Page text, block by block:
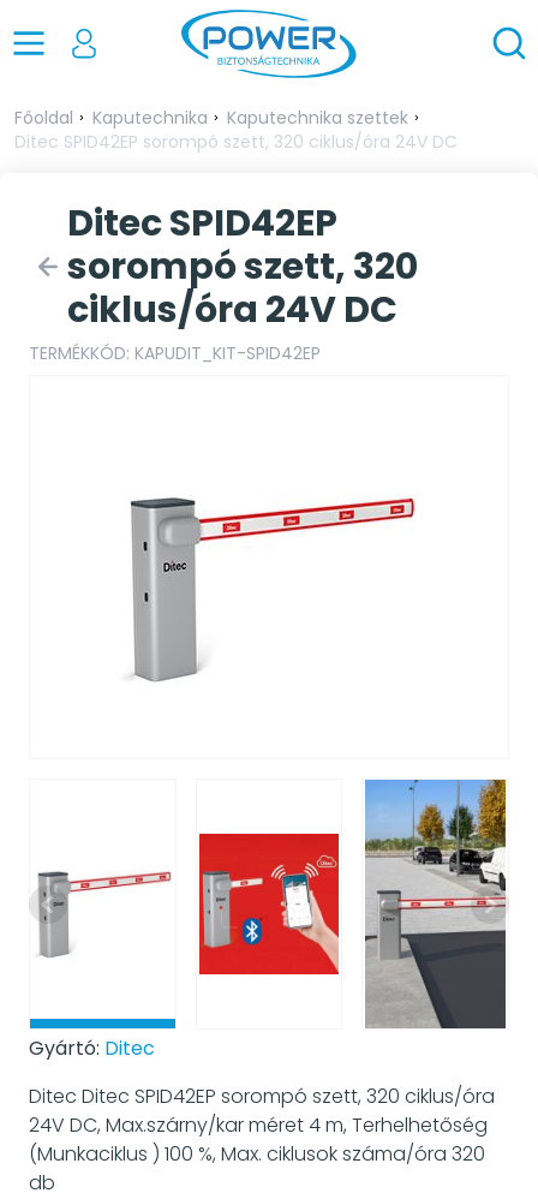
Főoldal Kaputechnika
Kaputechnika szettek
Ditec SPID42EP sorompó szett, 320 ciklus/óra 24V DC
Ditec SPID42EP
sorompó szett, 320
ciklus/óra 24V DC
TERMÉKKÓD: KAPUDIT_KIT-SPID42EP
Gyártó: Ditec
Ditec Ditec SPID42EP sorompó szett, 320 ciklus/óra
24V DC, Max.szárny/kar méret 4 m, Terhelhetőség
(Munkaciklus ) 100 %, Max. ciklusok száma/óra 320
db